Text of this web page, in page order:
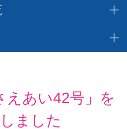
えあい42号」を
ました